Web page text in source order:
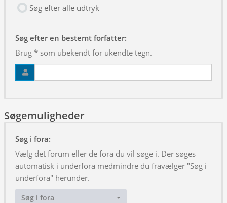
Søg efter alle udtryk
Søg efter en bestemt forfatter:
Brug * som ubekendt for ukendte tegn.
Søgemuligheder
Søg i fora:
Vælg det forum eller de fora du vil søge i. Der søges
automatisk i underfora medmindre du fravælger "Søg i
underfora" herunder.
Søg i fora